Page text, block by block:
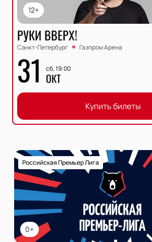
12+
РУКИ ВВЕРХ!
Санкт-Петербург Газпром Арена
31 сб, 19:00
ОКТ
Купить билеты
0+
Российская Премьер Лига